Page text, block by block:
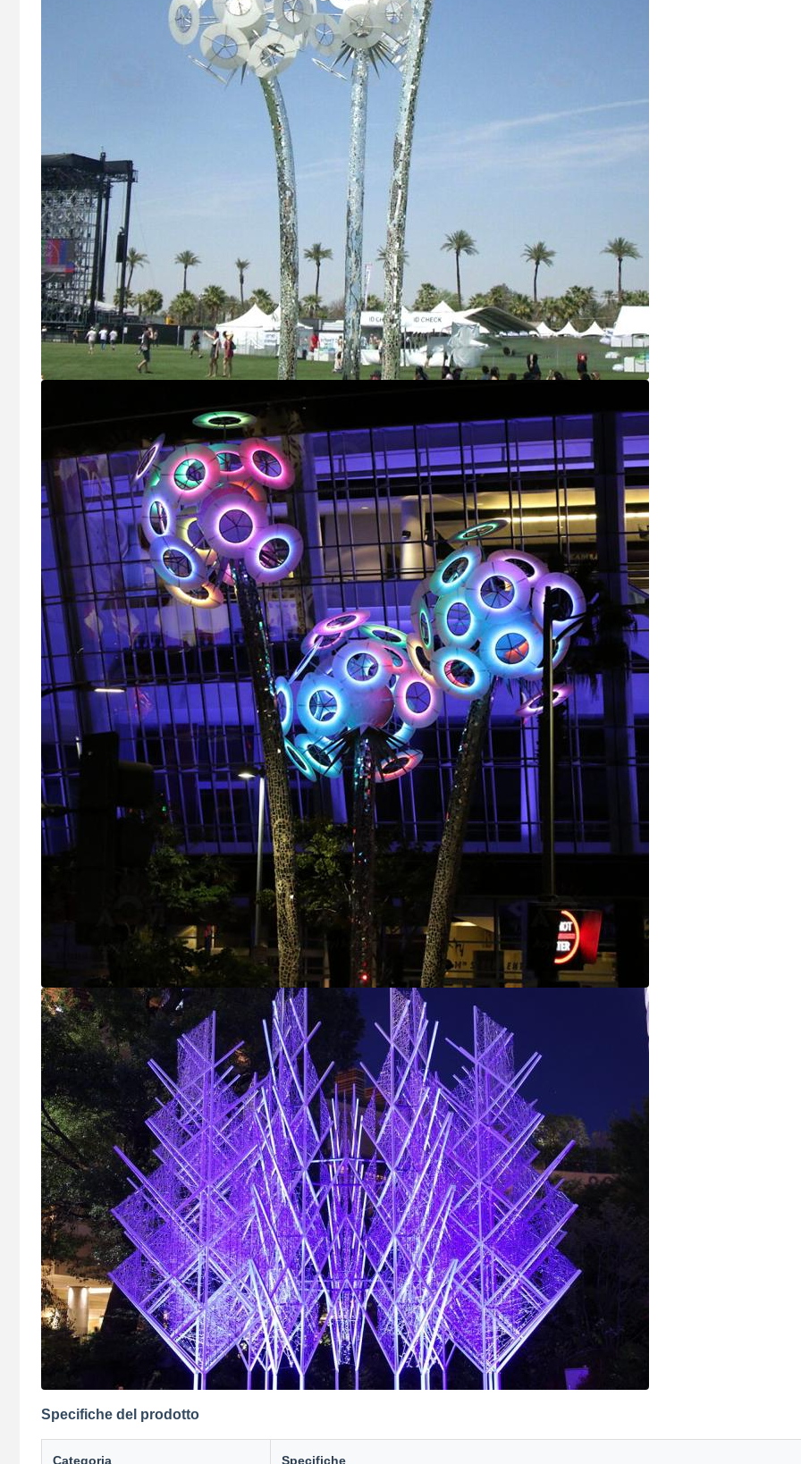
Specifiche del prodotto
Categoria Specifiche